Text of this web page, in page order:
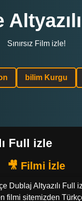
Sınırsız Film izle!
bilim Kurgu
Full izle
Dublaj Altyazılı
filmi sitemizden